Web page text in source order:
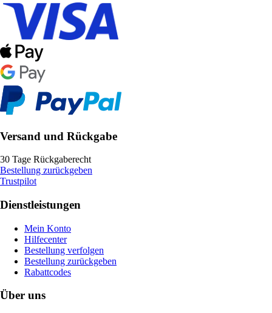
Versand und Rückgabe
30 Tage Rückgaberecht
Bestellung zurückgeben
Trustpilot
Dienstleistungen
Mein Konto
Hilfecenter
Bestellung verfolgen
Bestellung zurückgeben
Rabattcodes
Über uns